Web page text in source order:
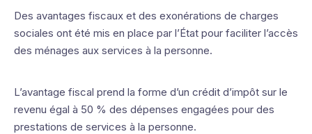
Des avantages fiscaux et des exonérations de charges
sociales ont été mis en place par l’État pour faciliter l’accès
des ménages aux services à la personne.
L’avantage fiscal prend la forme d’un crédit d’impôt sur le
revenu égal à 50 % des dépenses engagées pour des
prestations de services à la personne.